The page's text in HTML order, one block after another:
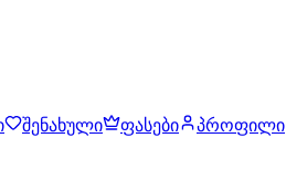
შენახული ფასები პროფილი